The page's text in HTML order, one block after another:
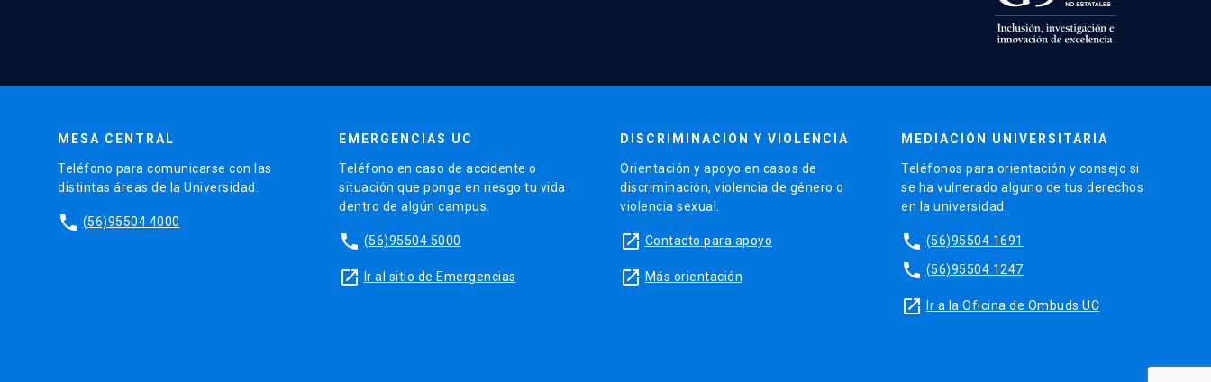
MESA CENTRAL
Teléfono para comunicarse con las
distintas áreas de la Universidad.
phone (56)95504 4000
EMERGENCIAS UC
Teléfono en caso de accidente o
situación que ponga en riesgo tu vida
dentro de algún campus.
phone (56)95504 5000
launch Ir al sitio de Emergencias
DISCRIMINACIÓN Y VIOLENCIA
Orientación y apoyo en casos de
discriminación, violencia de género o
violencia sexual.
launch Contacto para apoyo
launch Más orientación
MEDIACIÓN UNIVERSITARIA
Teléfonos para orientación y consejo si
se ha vulnerado alguno de tus derechos
en la universidad.
phone (56)95504 1691
phone (56)95504 1247
launch Ir a la Oficina de Ombuds UC